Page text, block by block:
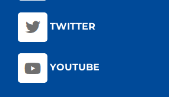
TWITTER
YOUTUBE